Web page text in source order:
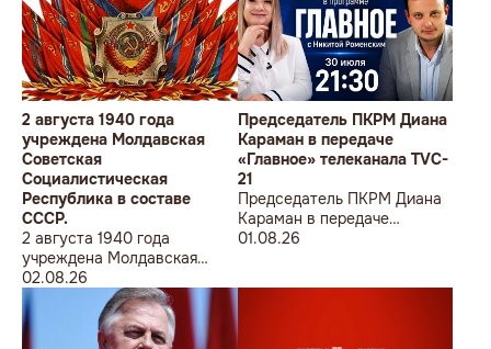
2 августа 1940 года
учреждена Молдавская
Советская
Социалистическая
Республика в составе
СССР.
2 августа 1940 года
учреждена Молдавская
Советская
Социалистическая
Республика в составе
СССР.
02.08.26
Председатель ПКРМ Диана
Караман в передаче
«Главное» телеканала TVC-
21
Председатель ПКРМ Диана
Караман в передаче
«Главное» телеканала TVC-
01.08.26